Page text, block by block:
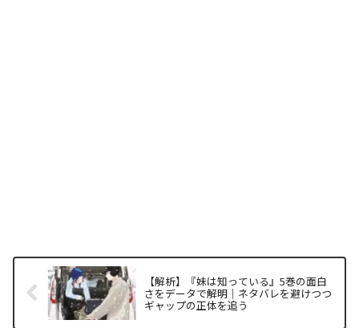
【解析】『妹は知っている』5巻の面白
さをデータで解明｜ネタバレを避けつつ
ギャップの正体を追う